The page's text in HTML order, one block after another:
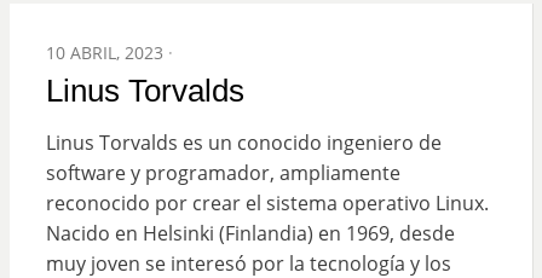
POSTED
ON
10 ABRIL, 2023
Linus Torvalds
Linus Torvalds es un conocido ingeniero de
software y programador, ampliamente
reconocido por crear el sistema operativo Linux.
Nacido en Helsinki (Finlandia) en 1969, desde
muy joven se interesó por la tecnología y los